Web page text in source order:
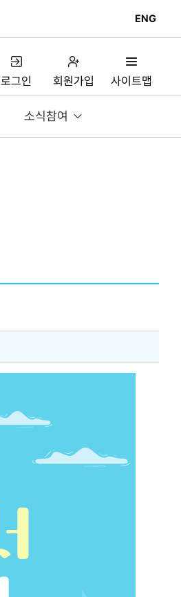
ENG
로그인 회원가입 사이트맵
소식참여